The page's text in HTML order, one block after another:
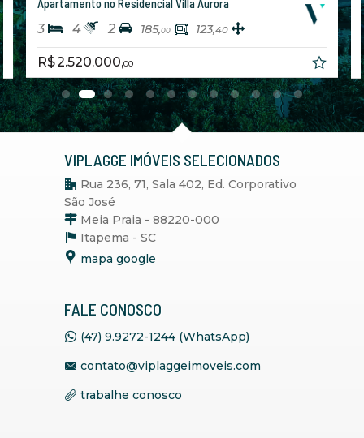
Apartamento no Edifício Acqua Blue Residence
4 5 3 225, 00 202,00
R$ 5.490.000,
VIPLAGGE IMÓVEIS SELECIONADOS
Rua 236, 71, Sala 402, Ed. Corporativo
São José
Meia Praia - 88220-000
Itapema - SC
mapa google
FALE CONOSCO
(47) 9.9272-1244 (WhatsApp)
contato@viplaggeimoveis.com
trabalhe conosco